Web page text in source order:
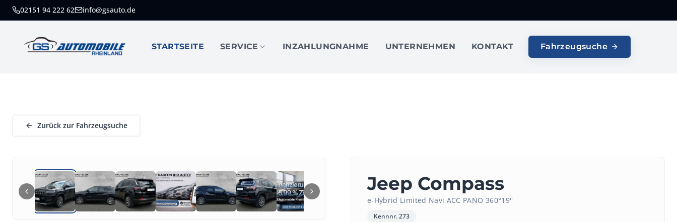
GS AUTOMOBILE
RHEINLAND
02151 94 222 62 info@gsauto.de
STARTSEITE SERVICE INZAHLUNGNAHME UNTERNEHMEN KONTAKT Fahrzeugsuche
Zurück zur Fahrzeugsuche
Jeep Compass
e-Hybrid Limited Navi ACC PANO 360°19''
Kennnr.273